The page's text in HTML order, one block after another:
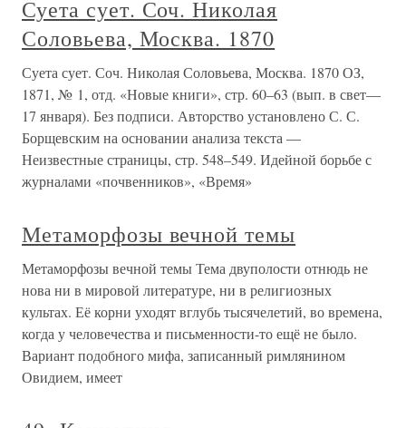
Суета сует. Соч. Николая
Соловьева, Москва. 1870
Суета сует. Соч. Николая Соловьева, Москва. 1870 ОЗ,
1871, № 1, отд. «Новые книги», стр. 60–63 (вып. в свет—
17 января). Без подписи. Авторство установлено С. С.
Борщевским на основании анализа текста —
Неизвестные страницы, стр. 548–549. Идейной борьбе с
журналами «почвенников», «Время»
Метаморфозы вечной темы
Метаморфозы вечной темы Тема двуполости отнюдь не
нова ни в мировой литературе, ни в религиозных
культах. Её корни уходят вглубь тысячелетий, во времена,
когда у человечества и письменности-то ещё не было.
Вариант подобного мифа, записанный римлянином
Овидием, имеет